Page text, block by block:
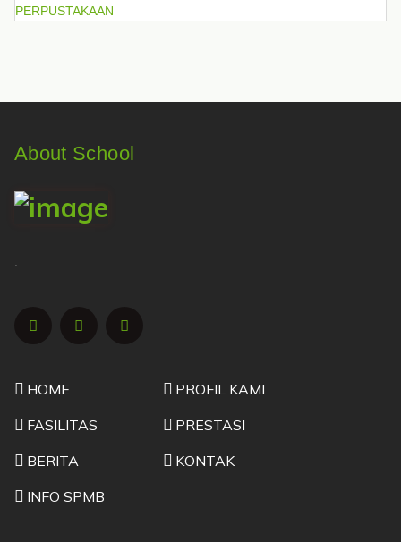
PERPUSTAKAAN
About School
HOME
PROFIL KAMI
FASILITAS
PRESTASI
BERITA
KONTAK
INFO SPMB